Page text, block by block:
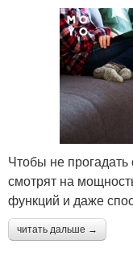
Чтобы не
смотрят на
функций и даже
читать дальше →